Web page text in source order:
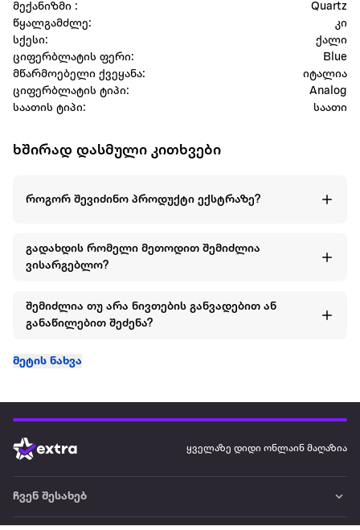
მექანიზმი :
Quartz
წყალგამძლე:
კი
სქესი:
ქალი
ციფერბლატის ფერი:
Blue
მწარმოებელი ქვეყანა:
იტალია
ციფერბლატის ტიპი:
Analog
საათის ტიპი:
საათი
ხშირად დასმული კითხვები
როგორ შევიძინო პროდუქტი ექსტრაზე?
გადახდის რომელი მეთოდით შემიძლია
ვისარგებლო?
შემიძლია თუ არა ნივთების განვადებით ან
განაწილებით შეძენა?
მეტის ნახვა
ყველაზე დიდი ონლაინ მაღაზია
ჩვენ შესახებ